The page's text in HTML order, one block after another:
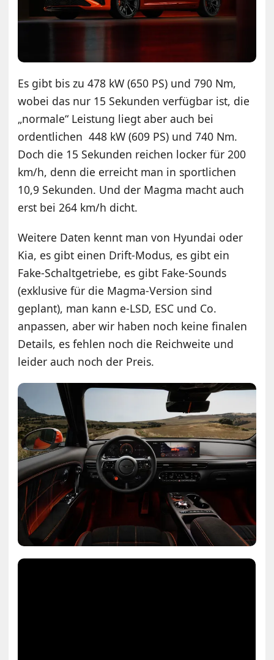
Es gibt bis zu 478 kW (650 PS) und 790 Nm,
wobei das nur 15 Sekunden verfügbar ist, die
„normale“ Leistung liegt aber auch bei
ordentlichen 448 kW (609 PS) und 740 Nm.
Doch die 15 Sekunden reichen locker für 200
km/h, denn die erreicht man in sportlichen
10,9 Sekunden. Und der Magma macht auch
erst bei 264 km/h dicht.
Weitere Daten kennt man von Hyundai oder
Kia, es gibt einen Drift-Modus, es gibt ein
Fake-Schaltgetriebe, es gibt Fake-Sounds
(exklusive für die Magma-Version sind
geplant), man kann e-LSD, ESC und Co.
anpassen, aber wir haben noch keine finalen
Details, es fehlen noch die Reichweite und
leider auch noch der Preis.